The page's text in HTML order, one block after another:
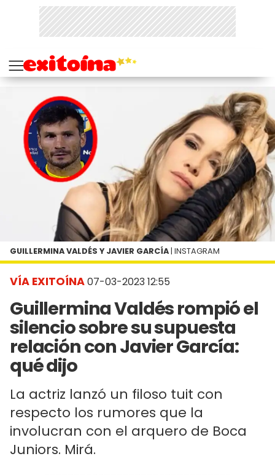
VÍA EXITOÍNA07-03-2023 12:55
Guillermina Valdés rompió el
silencio sobre su supuesta
relación con Javier García:
qué dijo
La actriz lanzó un filoso tuit con
respecto los rumores que la
involucran con el arquero de Boca
Juniors. Mirá.
GUILLERMINA VALDÉS Y JAVIER GARCÍA | INSTAGRAM